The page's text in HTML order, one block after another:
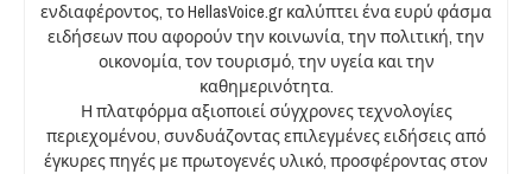
ενδιαφέροντος, το HellasVoice.gr καλύπτει ένα ευρύ φάσμα
ειδήσεων που αφορούν την κοινωνία, την πολιτική, την
οικονομία, τον τουρισμό, την υγεία και την
καθημερινότητα.
Η πλατφόρμα αξιοποιεί σύγχρονες τεχνολογίες
περιεχομένου, συνδυάζοντας επιλεγμένες ειδήσεις από
έγκυρες πηγές με πρωτογενές υλικό, προσφέροντας στον